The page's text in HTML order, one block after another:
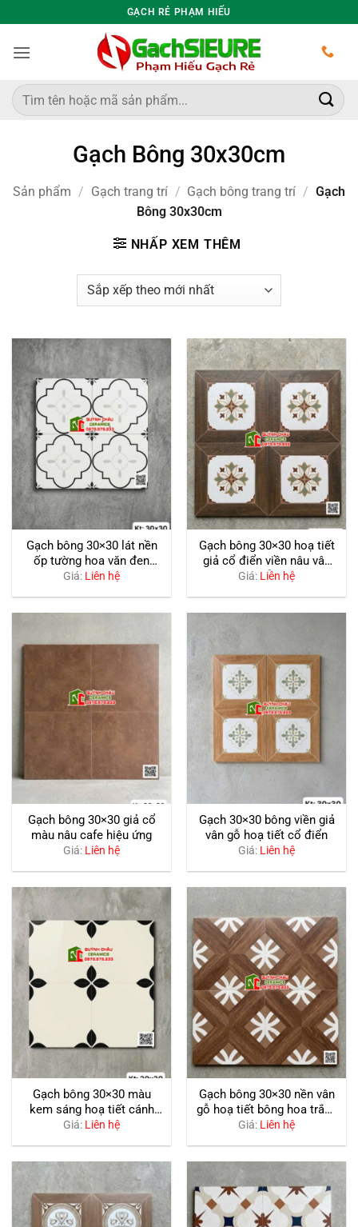
qua
nội
GẠCH RẺ PHẠM HIẾU
Tìm
kiếm:
Gạch Bông 30x30cm
Sản phẩm / Gạch trang trí / Gạch bông trang trí / Gạch
Bông 30x30cm
NHẤP XEM THÊM
Gạch bông 30×30 lát nền
ốp tường hoa văn đen
trắng hiện đại
Giá: Liên hệ
Gạch bông 30×30 hoạ tiết
giả cổ điển viền nâu vân
gỗ
Giá: Liên hệ
Gạch bông 30×30 giả cổ
màu nâu cafe hiệu ứng
Giá: Liên hệ
Gạch 30×30 bông viền giả
vân gỗ hoạ tiết cổ điển
Giá: Liên hệ
Gạch bông 30×30 màu
kem sáng hoạ tiết cánh
hoa đen
Giá: Liên hệ
Gạch bông 30×30 nền vân
gỗ hoạ tiết bông hoa trắng
đối xứng
Giá: Liên hệ